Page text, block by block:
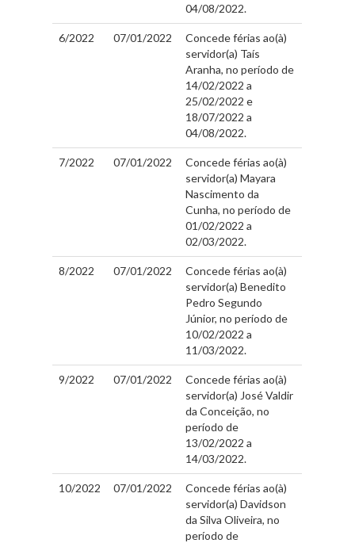
04/08/2022.
6/2022 07/01/2022
Concede férias ao(à)
servidor(a) Taís
Aranha, no período de
14/02/2022 a
25/02/2022 e
18/07/2022 a
04/08/2022.
7/2022 07/01/2022
Concede férias ao(à)
servidor(a) Mayara
Nascimento da
Cunha, no período de
01/02/2022 a
02/03/2022.
8/2022 07/01/2022
Concede férias ao(à)
servidor(a) Benedito
Pedro Segundo
Júnior, no período de
10/02/2022 a
11/03/2022.
9/2022 07/01/2022
Concede férias ao(à)
servidor(a) José Valdir
da Conceição, no
período de
13/02/2022 a
14/03/2022.
10/2022 07/01/2022
Concede férias ao(à)
servidor(a) Davidson
da Silva Oliveira, no
período de